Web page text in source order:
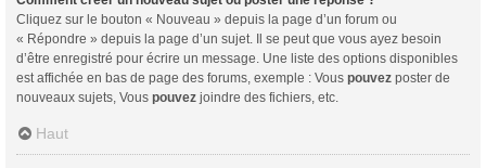
Cliquez sur le bouton « Nouveau » depuis la page d’un forum ou
« Répondre » depuis la page d’un sujet. Il se peut que vous ayez besoin
d’être enregistré pour écrire un message. Une liste des options disponibles
est affichée en bas de page des forums, exemple : Vous pouvez poster de
nouveaux sujets, Vous pouvez joindre des fichiers, etc.
Haut